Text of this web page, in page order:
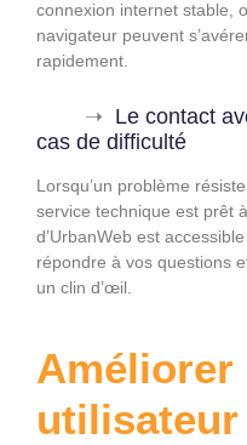
connexion internet stable,
navigateur peuvent
rapidement.
Le contact
cas de difficulté
Lorsqu’un problème
service technique est prêt
d’UrbanWeb est
répondre à vos questions
un clin d’œil.
Améliorer
utilisateur